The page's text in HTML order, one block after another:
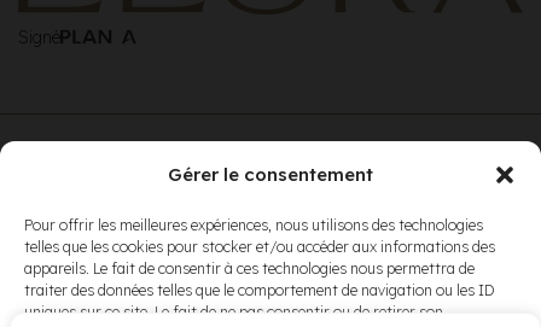
Gérer le consentement
Pour offrir les meilleures expériences, nous utilisons des technologies
telles que les cookies pour stocker et/ou accéder aux informations des
appareils. Le fait de consentir à ces technologies nous permettra de
traiter des données telles que le comportement de navigation ou les ID
uniques sur ce site. Le fait de ne pas consentir ou de retirer son
Signé
conditions
d’utilisationet
nospolitiques
de
confidentialité .
2005 av. de Bois-de-Boulogne, Laval QC H7N 0J7